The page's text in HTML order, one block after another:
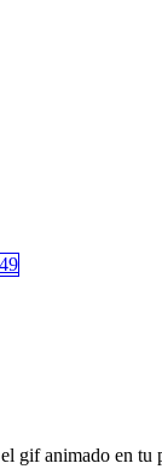
gif animado en